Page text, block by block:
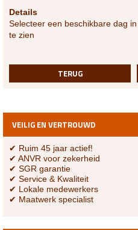
VEILIG EN VERTROUWD
✔ Ruim 45 jaar actief!
✔ ANVR voor zekerheid
✔ SGR garantie
✔ Service & Kwaliteit
✔ Lokale medewerkers
✔ Maatwerk specialist
Details
Selecteer een beschikbare dag
te zien
TERUG